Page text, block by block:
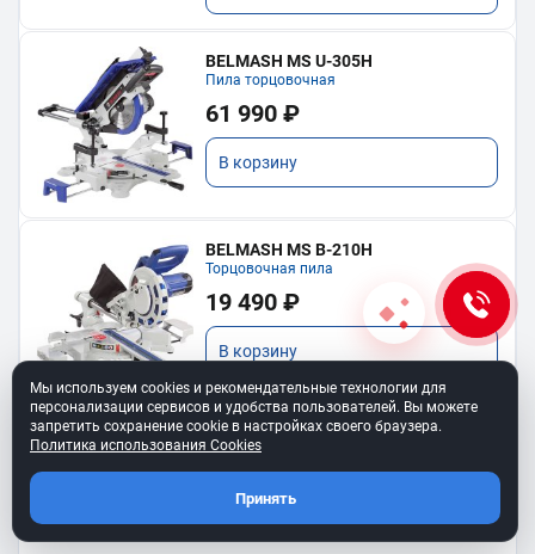
BELMASH MS U-305H
Пила торцовочная
61 990 ₽
В корзину
BELMASH MS B-210H
Торцовочная пила
19 490 ₽
В корзину
Мы используем cookies и рекомендательные технологии для
персонализации сервисов и удобства пользователей. Вы можете
запретить сохранение cookie в настройках своего браузера.
Политика использования Cookies
Принять